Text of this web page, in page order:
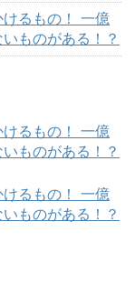
るもの！ 一億
ものがある！？
るもの！ 一億
ものがある！？
るもの！ 一億
ものがある！？